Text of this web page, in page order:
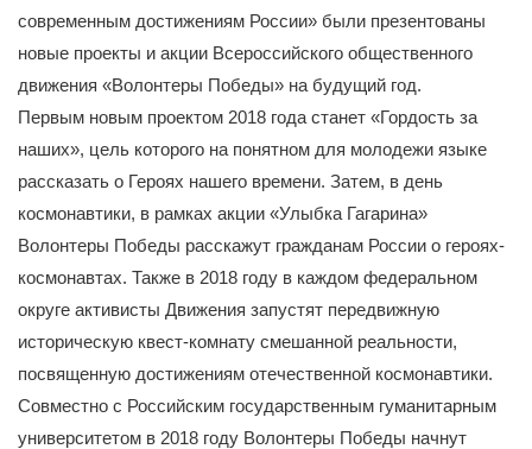
современным достижениям России» были презентованы
новые проекты и акции Всероссийского общественного
движения «Волонтеры Победы» на будущий год.
Первым новым проектом 2018 года станет «Гордость за
наших», цель которого на понятном для молодежи языке
рассказать о Героях нашего времени. Затем, в день
космонавтики, в рамках акции «Улыбка Гагарина»
Волонтеры Победы расскажут гражданам России о героях-
космонавтах. Также в 2018 году в каждом федеральном
округе активисты Движения запустят передвижную
историческую квест-комнату смешанной реальности,
посвященную достижениям отечественной космонавтики.
Совместно с Российским государственным гуманитарным
университетом в 2018 году Волонтеры Победы начнут